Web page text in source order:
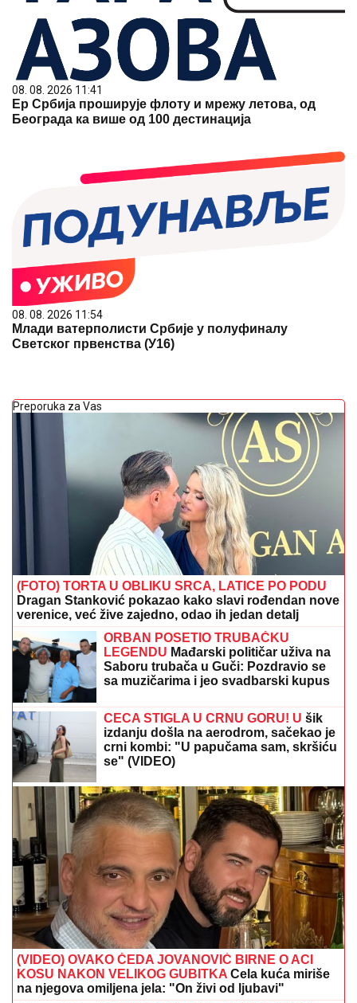
08. 08. 2026 11:41
Ер Србија проширује флоту и мрежу летова, од
Београда ка више од 100 дестинација
08. 08. 2026 11:54
Млади ватерполисти Србије у полуфиналу
Светског првенства (У16)
Preporuka za Vas
(FOTO) TORTA U OBLIKU SRCA, LATICE PO PODU
Dragan Stanković pokazao kako slavi rođendan nove
verenice, već žive zajedno, odao ih jedan detalj
ORBAN POSETIO TRUBAČKU
LEGENDU Mađarski političar uživa na
Saboru trubača u Guči: Pozdravio se
sa muzičarima i jeo svadbarski kupus
CECA STIGLA U CRNU GORU! U šik
izdanju došla na aerodrom, sačekao je
crni kombi: "U papučama sam, skršiću
se" (VIDEO)
(VIDEO) OVAKO ČEDA JOVANOVIĆ BIRNE O ACI
KOSU NAKON VELIKOG GUBITKA Cela kuća miriše
na njegova omiljena jela: "On živi od ljubavi"